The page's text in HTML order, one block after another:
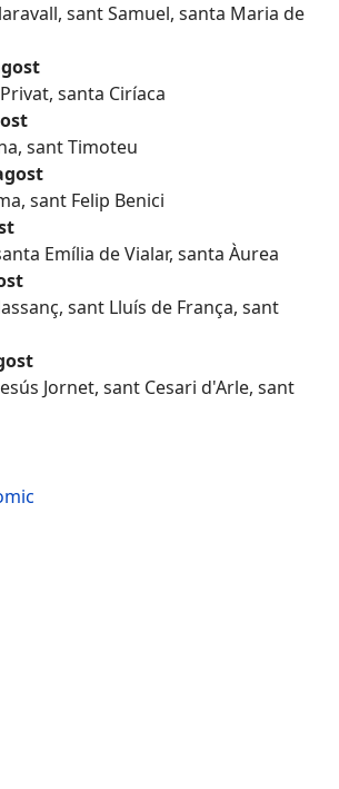
sant Samuel, santa Maria de
santa Ciríaca
sant Timoteu
sant Felip Benici
Emília de Vialar, santa Àurea
sant Lluís de França, sant
Jornet, sant Cesari d'Arle, sant